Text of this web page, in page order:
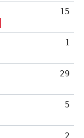
15
1
29
5
2